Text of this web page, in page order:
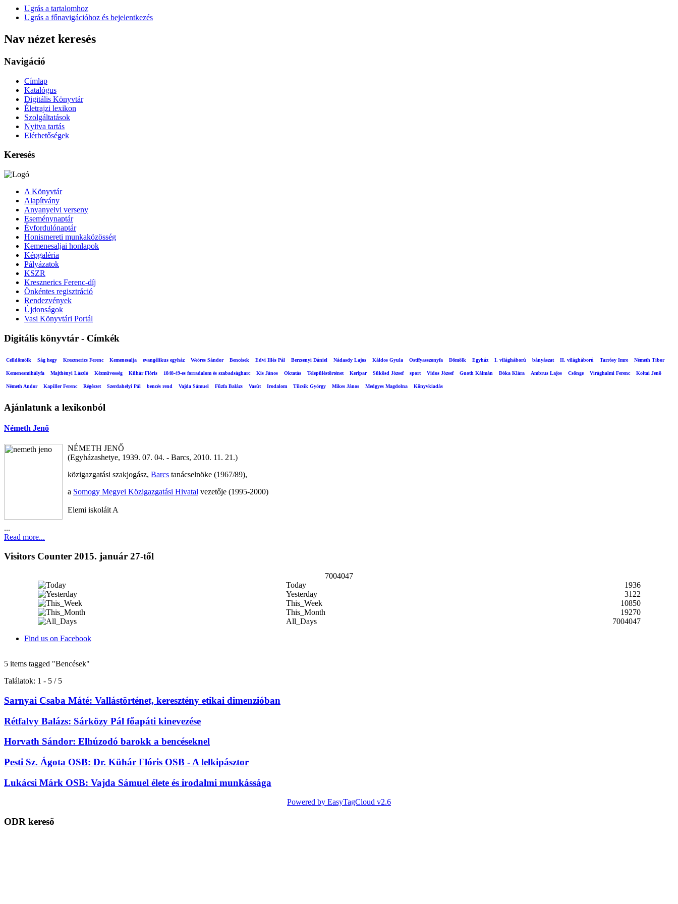
Ugrás a tartalomhoz
Ugrás a főnavigációhoz és bejelentkezés
Nav nézet keresés
Navigáció
Címlap
Katalógus
Digitális Könyvtár
Életrajzi lexikon
Szolgáltatások
Nyitva tartás
Elérhetőségek
Keresés
A Könyvtár
Alapítvány
Anyanyelvi verseny
Eseménynaptár
Évfordulónaptár
Honismereti munkaközösség
Kemenesaljai honlapok
Képgaléria
Pályázatok
KSZR
Kresznerics Ferenc-díj
Önkéntes regisztráció
Rendezvények
Újdonságok
Vasi Könyvtári Portál
Digitális könyvtár - Címkék
Celldömölk Ság hegy Kresznerics Ferenc Kemenesalja evangélikus egyház Weöres Sándor Bencések Edvi Illés Pál Berzsenyi Dániel Nádasdy Lajos Káldos Gyula Ostffyasszonyfa Dömölk Egyház I. világháború bányászat II. világháború Tarrósy Imre Németh Tibor
Kemenesmihályfa Majthényi László Kézművesség Kühár Flóris 1848-49-es forradalom és szabadságharc Kis János Oktatás Településtörténet Keripar Sükösd József sport Vidos József Guoth Kálmán Dóka Klára Ambrus Lajos Csönge Virághalmi Ferenc Koltai Jenő
Németh Andor Kapiller Ferenc Régészet Szerdahelyi Pál bencés rend Vajda Sámuel Fűzfa Balázs Vasút Irodalom Tilcsik György Mikes János Medgyes Magdolna Könyvkiadás
Ajánlatunk a lexikonból
Németh Jenő
NÉMETH JENŐ
(Egyházashetye, 1939. 07. 04. - Barcs, 2010. 11. 21.)
közigazgatási szakjogász, Barcs tanácselnöke (1967/89),
a Somogy Megyei Közigazgatási Hivatal vezetője (1995-2000)
Elemi iskoláit A
...
Read more...
Visitors Counter 2015. január 27-től
7004047
Today
1936
Yesterday
3122
This_Week
10850
This_Month
19270
All_Days
7004047
Find us on Facebook
5 items tagged "Bencések"
Találatok: 1 - 5 / 5
Sarnyai Csaba Máté: Vallástörténet, keresztény etikai dimenzióban
Rétfalvy Balázs: Sárközy Pál főapáti kinevezése
Horvath Sándor: Elhúzodó barokk a bencéseknel
Pesti Sz. Ágota OSB: Dr. Kühár Flóris OSB - A lelkipásztor
Lukácsi Márk OSB: Vajda Sámuel élete és irodalmi munkássága
Powered by EasyTagCloud v2.6
ODR kereső